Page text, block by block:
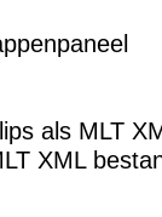
als MLT
XML